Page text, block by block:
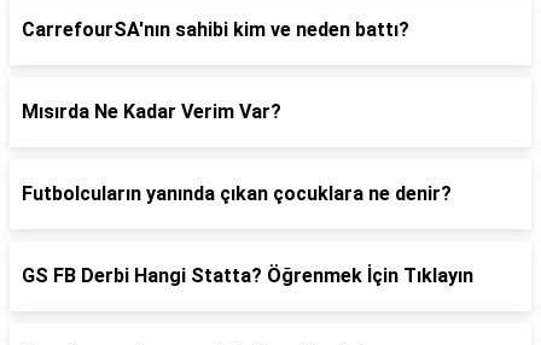
CarrefourSA'nın sahibi kim ve neden battı?
Mısırda Ne Kadar Verim Var?
Futbolcuların yanında çıkan çocuklara ne denir?
GS FB Derbi Hangi Statta? Öğrenmek İçin Tıklayın